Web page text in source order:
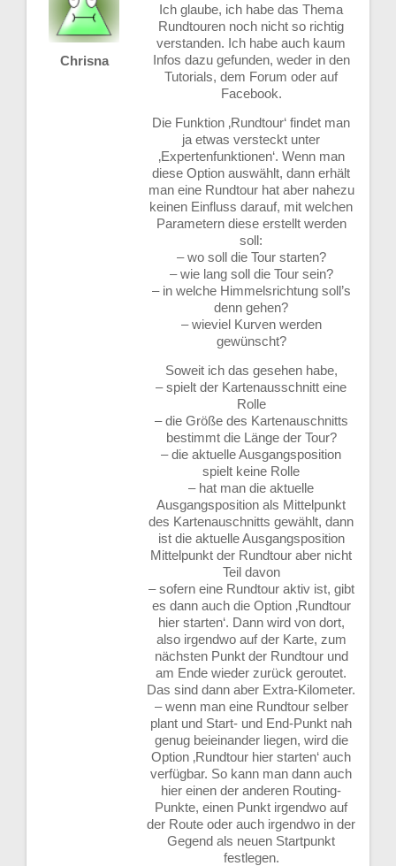
Chrisna
Ich glaube, ich habe das Thema
Rundtouren noch nicht so richtig
verstanden. Ich habe auch kaum
Infos dazu gefunden, weder in den
Tutorials, dem Forum oder auf
Facebook.
Die Funktion ‚Rundtour‘ findet man
ja etwas versteckt unter
‚Expertenfunktionen‘. Wenn man
diese Option auswählt, dann erhält
man eine Rundtour hat aber nahezu
keinen Einfluss darauf, mit welchen
Parametern diese erstellt werden
soll:
– wo soll die Tour starten?
– wie lang soll die Tour sein?
– in welche Himmelsrichtung soll’s
denn gehen?
– wieviel Kurven werden
gewünscht?
Soweit ich das gesehen habe,
– spielt der Kartenausschnitt eine
Rolle
– die Größe des Kartenauschnitts
bestimmt die Länge der Tour?
– die aktuelle Ausgangsposition
spielt keine Rolle
– hat man die aktuelle
Ausgangsposition als Mittelpunkt
des Kartenauschnitts gewählt, dann
ist die aktuelle Ausgangsposition
Mittelpunkt der Rundtour aber nicht
Teil davon
– sofern eine Rundtour aktiv ist, gibt
es dann auch die Option ‚Rundtour
hier starten‘. Dann wird von dort,
also irgendwo auf der Karte, zum
nächsten Punkt der Rundtour und
am Ende wieder zurück geroutet.
Das sind dann aber Extra-Kilometer.
– wenn man eine Rundtour selber
plant und Start- und End-Punkt nah
genug beieinander liegen, wird die
Option ‚Rundtour hier starten‘ auch
verfügbar. So kann man dann auch
hier einen der anderen Routing-
Punkte, einen Punkt irgendwo auf
der Route oder auch irgendwo in der
Gegend als neuen Startpunkt
festlegen.